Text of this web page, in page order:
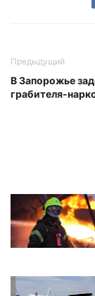
Предыдущий
В Запорожье
грабителя-